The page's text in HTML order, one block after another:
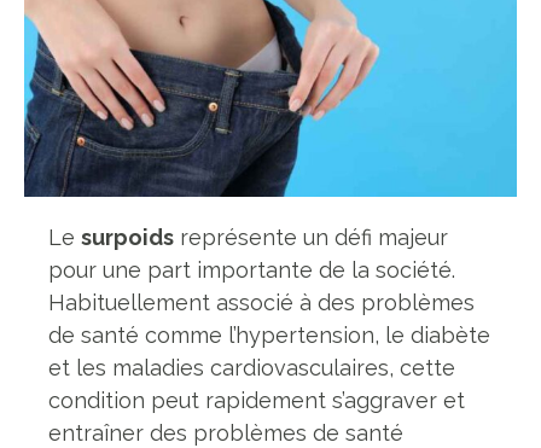
Le surpoids représente un défi majeur
pour une part importante de la société.
Habituellement associé à des problèmes
de santé comme l’hypertension, le diabète
et les maladies cardiovasculaires, cette
condition peut rapidement s’aggraver et
entraîner des problèmes de santé